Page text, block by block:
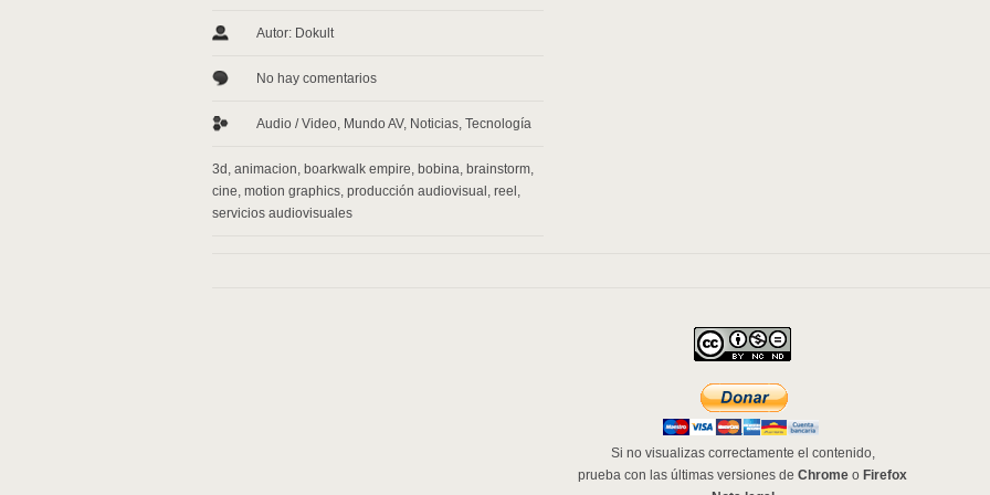
Autor: Dokult
No hay comentarios
Audio / Video, Mundo AV, Noticias, Tecnología
3d , animacion, boarkwalk empire, bobina, brainstorm,
cine, motion graphics, producción audiovisual , reel ,
servicios audiovisuales
Si no visualizas correctamente el contenido,
prueba con las últimas versiones de Chrome o Firefox